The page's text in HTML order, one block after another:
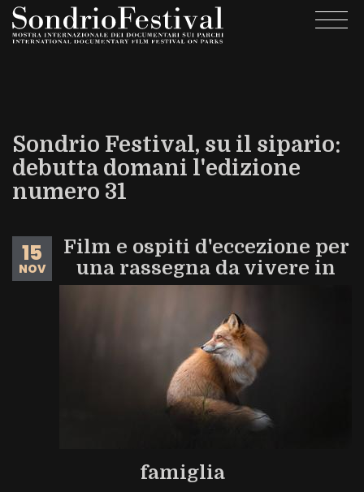
Salta
Sondrio Festival, su il sipario:
debutta domani l'edizione
numero 31
15
NOV
Film e ospiti d'eccezione per
una rassegna da vivere in
famiglia